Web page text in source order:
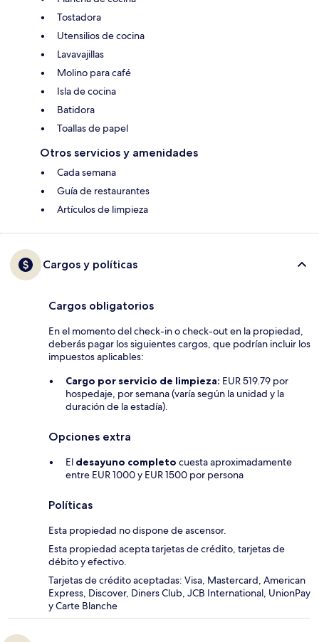
Tostadora
Utensilios de cocina
Lavavajillas
Molino para café
Isla de cocina
Batidora
Toallas de papel
Otros servicios y amenidades
Cada semana
Guía de restaurantes
Artículos de limpieza
Cargos y políticas
Cargos obligatorios
En el momento del check-in o check-out en la propiedad,
deberás pagar los siguientes cargos, que podrían incluir los
impuestos aplicables:
Cargo por servicio de limpieza: EUR 519.79 por
hospedaje, por semana (varía según la unidad y la
duración de la estadía).
Opciones extra
El desayuno completo cuesta aproximadamente
entre EUR 1000 y EUR 1500 por persona
Políticas
Esta propiedad no dispone de ascensor.
Esta propiedad acepta tarjetas de crédito, tarjetas de
débito y efectivo.
Tarjetas de crédito aceptadas: Visa, Mastercard, American
Express, Discover, Diners Club, JCB International, UnionPay
y Carte Blanche